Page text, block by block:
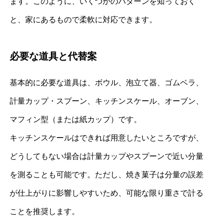
と、家にあるもので柔軟に対応できます。
必要な道具と代替案
基本的に必要な道具は、ボウル、泡立て器、ゴムベラ、
計量カップ・スプーン、キッチンスケール、オーブン、
マフィン型（または紙カップ）です。
キッチンスケールはできれば用意したいところですが、
どうしてもない場合は計量カップやスプーンで近い分量
を測ることも可能です。ただし、焼き菓子は分量の誤差
が仕上がりに影響しやすいため、可能な限り重さで計る
ことを推奨します。